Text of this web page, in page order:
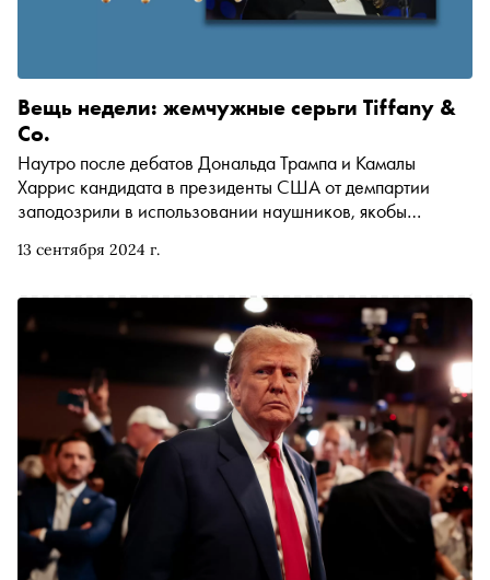
13 сентября 2024 г.
Вещь недели: жемчужные серьги Tiffany &
Co.
Наутро после дебатов Дональда Трампа и Камалы
Харрис кандидата в президенты США от демпартии
заподозрили в использовании наушников, якобы
выяснилось, что особой критики обвинение не
обычные украшения. О подробностях этой истории и о
том, какие именно серьги в действительности были на
оппонентке Трампа, «Сноб» попросил рассказать автора
телеграм-канала Jewellery Digest Надежду Караваеву.